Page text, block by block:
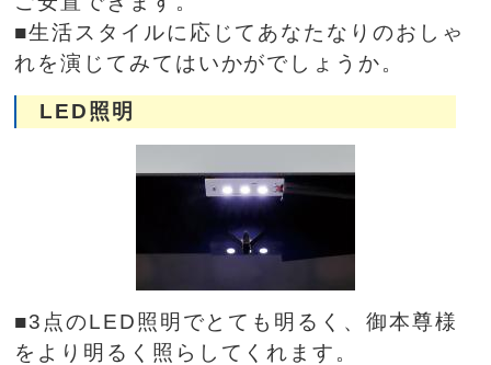
■生活スタイルに応じてあなたなりのおしゃ
れを演じてみてはいかがでしょうか。
LED照明
■3点のLED照明でとても明るく、御本尊様
をより明るく照らしてくれます。